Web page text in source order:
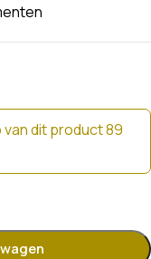
dit product 89